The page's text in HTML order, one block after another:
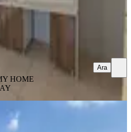
Savaş MAY
HOME
Ara
Başı Blv Üzeri 3+1 Geniş
Evler Mh Satılık Daire